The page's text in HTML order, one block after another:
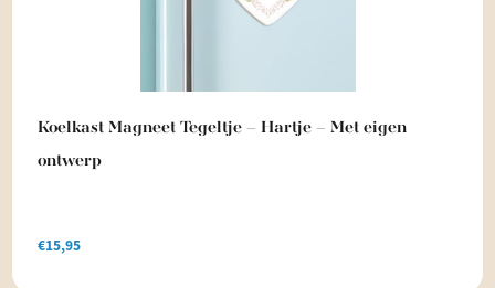
Koelkast Magneet Tegeltje – Hartje – Met eigen
ontwerp
€15,95